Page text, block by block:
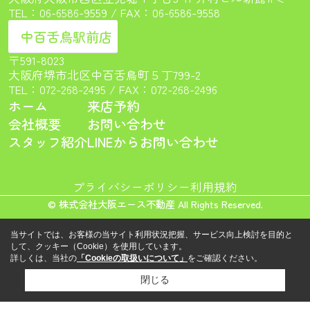
TEL： 06-6586-9559 / FAX：06-6586-9558
中百舌鳥駅前店
〒591-8023
大阪府堺市北区中百舌鳥町５丁799-2
TEL： 072-268-2495 / FAX：072-268-2496
ホーム
会社概要
スタッフ紹介
来店予約
お問い合わせ
LINEからお問い合わせ
プライバシーポリシー利用規約
© 株式会社大阪エース不動産 All Rights Reserved.
当サイトでは、お客様の当サイト利用状況把握、サービス向上検討を目的と
して、クッキー（Cookie）を使用しています。
詳しくは、当社の 「Cookieの取扱いについて」 をご確認ください。
閉じる